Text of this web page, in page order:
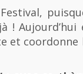
Aujourd’hui
et coordonne